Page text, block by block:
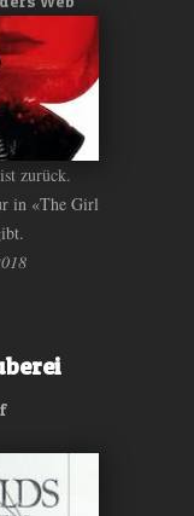
zurück.
in «The Girl